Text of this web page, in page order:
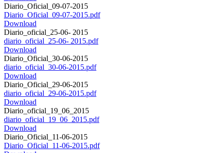
Diario_Oficial_09-07-2015
Diario_Oficial_09-07-2015.pdf
Download
Diario_oficial_25-06- 2015
diario_oficial_25-06- 2015.pdf
Download
Diario_Oficial_30-06-2015
diario_oficial_30-06-2015.pdf
Download
Diario_Oficial_29-06-2015
diario_oficial_29-06-2015.pdf
Download
Diario_oficial_19_06_2015
diario_oficial_19_06_2015.pdf
Download
Diario_Oficial_11-06-2015
Diario_Oficial_11-06-2015.pdf